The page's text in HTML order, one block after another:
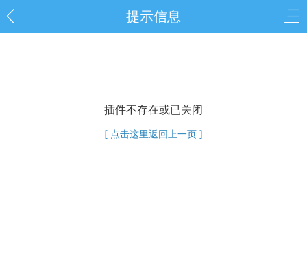
提示信息
插件不存在或已关闭
[ 点击这里返回上一页 ]